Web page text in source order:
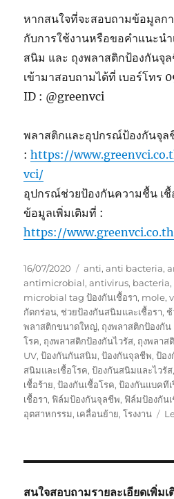
หากสนใจที่จะสอบถามข้อมูลกา
กับการใช้งานหรือขอคำแนะน
สนิม และ ถุงพลาสติกป้องกันจุ
เข้ามาสอบถามได้ที่ เบอร์โท
ID : @greenvci
พลาสติกและอุปกรณ์ป้องกันจุล
:https://
vci/
อุปกรณ์ช่วยป้องกันความชื้น เชื้
ข้อมูลเพิ่มเติมที่ :
https://
Posted
on
16/07/2020 Tags
anti,anti bacteria,
antimicrobial,antivirus, bacteria,
microbial tag ป้องกันเชื้อรา, mole,
กัดกร่อน, ช่วยป้องกันสนิมและเชื้อรา,
พลาสติกขนาดใหญ่, ถุงพลาสติกป้องกัน
โรค, ถุงพลาสติกป้องกันไวรัส, ถุงพลาส
UV,ป้องกันกันสนิม,ป้องกันจุลชีพ,ป้อ
สนิมและเชื้อโรค,ป้องกันสนิมและไวรัส
เชื้อร้าย,ป้องกันเชื้อโรค,ป้องกันแบคทีเ
เชื้อรา, ฟิล์มป้องกันจุลชีพ, ฟิล์มป้องกัน
อุตสาหกรรม, เคลื่อนย้าย,โรงงาน
สนใจสอบถามรายละเอียดเพิ่มเ